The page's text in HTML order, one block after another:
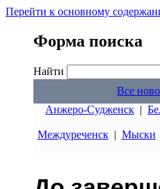
Перейти к основному
Форма поиска
Найти
Все
Анжеро-Судженск |
Междуреченск| Мыски